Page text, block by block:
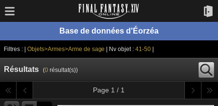
Base de données d'Éorzéa
Filtres : | Objets>Armes>Arme de sage | Nv objet :41-50
Résultats (0résultat(s))
Page 1 / 1